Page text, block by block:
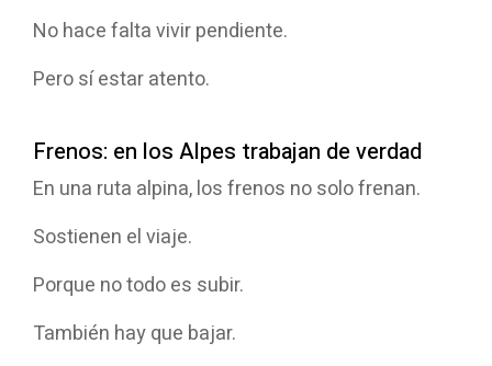
No hace falta vivir pendiente.
Pero sí estar atento.
Frenos: en los Alpes trabajan de verdad
En una ruta alpina, los frenos no solo frenan.
Sostienen el viaje.
Porque no todo es subir.
También hay que bajar.